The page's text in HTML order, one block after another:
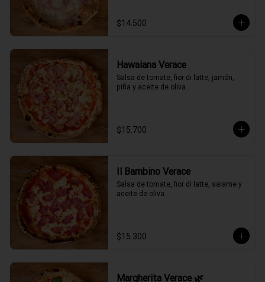
$14.500
Hawaiana Verace
Salsa de tomate, fior di latte, jamón,
piña y aceite de oliva.
$15.700
Il Bambino Verace
Salsa de tomate, fior di latte, salame y
aceite de oliva.
$15.300
Margherita Verace 🌿